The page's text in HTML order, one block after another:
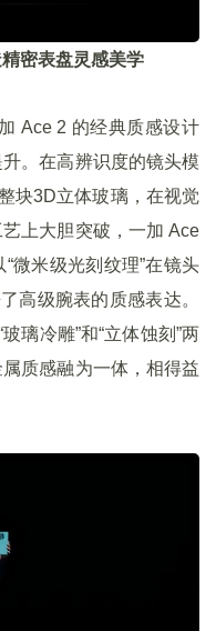
密表盘灵感美学
Ace 2 的经典质感设计
。在高辨识度的镜头模
块3D立体玻璃，在视觉
上大胆突破，一加 Ace
微米级光刻纹理”在镜头
高级腕表的质感表达。
璃冷雕”和“立体蚀刻”两
质感融为一体，相得益